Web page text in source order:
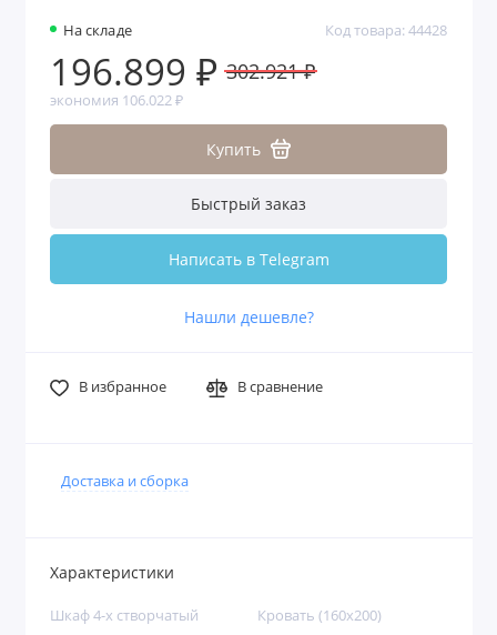
На складе Код товара: 44428
196.899 ₽ 302.921 ₽
экономия 106.022 ₽
Купить
Быстрый заказ
Написать в Telegram
Нашли дешевле?
В избранное В сравнение
Доставка и сборка
Характеристики
Шкаф 4-х створчатый Кровать (160х200)